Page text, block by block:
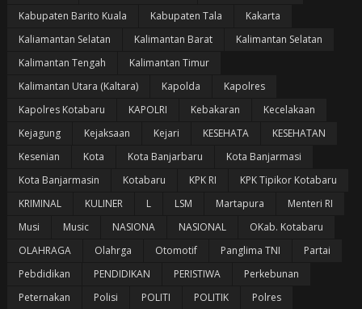
Kabupaten Barito Kuala
Kabupaten Tala
Kakarta
Kaliamantan Selatan
Kalimantan Barat
Kalimantan Selatan
Kalimantan Tengah
Kalimantan Timur
Kalimantan Utara (Kaltara)
Kapolda
Kapolres
Kapolres Kotabaru
KAPOLRI Kebakaran
Kecelakaan
Kejagung
Kejaksaan Kejari KESEHATA
KESEHATAN
Kesenian
Kota Kota Banjarbaru
Kota Banjarmasi
Kota Banjarmasin
Kotabaru KPK RI
KPK Tipikor Kotabaru
KRIMINAL
KULINER L LSM Martapura
Menteri RI
Musi
Music NASIONA NASIONAL
OKab. Kotabaru
OLAHRAGA
Olahrga Otomotif Panglima TNI
Partai
Pebdidikan
PENDIDIKAN PERISTIWA
Perkebunan
Peternakan
Polisi POLITI POLITIK
Polres